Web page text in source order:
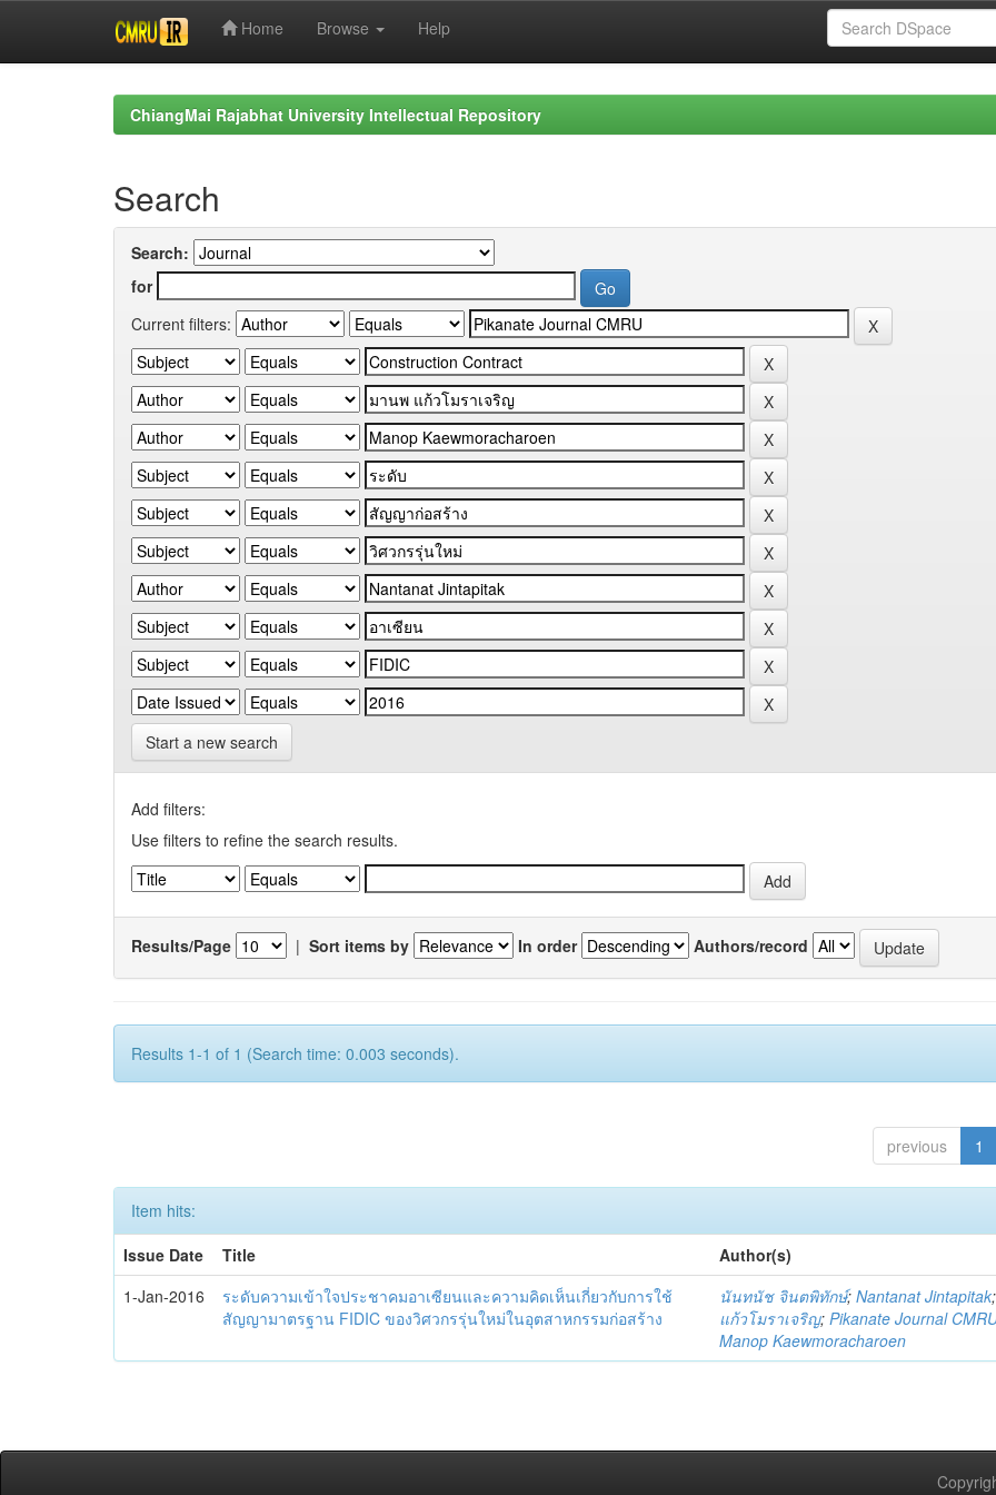
Home Browse Help
ChiangMai Rajabhat University Intellectual Repository
Search
Search:
for
Current filters:
Start a new search
Add filters:
Use filters to refine the search results.
Results/Page | Sort items by In order Authors/record
Results 1-1 of 1 (Search time: 0.003 seconds).
previous 1
Item hits:
Issue Date
Title
Author(s)
1-Jan-2016
ระดับความเข้าใจประชาคมอาเซียนและความคิดเห็นเกี่ยวกับการใช้
สัญญามาตรฐาน FIDIC ของวิศวกรรุ่นใหม่ในอุตสาหกรรมก่อสร้าง
นันทนัช จินตพิทักษ์;Nantanat Jintapitak;
แก้วโมราเจริญ;Pikanate Journal
Manop Kaewmoracharoen